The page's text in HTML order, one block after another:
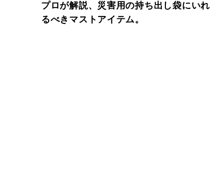
プロが解説、災害用の持ち出し袋にいれ
るべきマストアイテム。